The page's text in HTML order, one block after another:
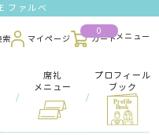
ファルベ
索 マイページ
0
カート
/
席礼
メニュー
/
プロフィール
ブック